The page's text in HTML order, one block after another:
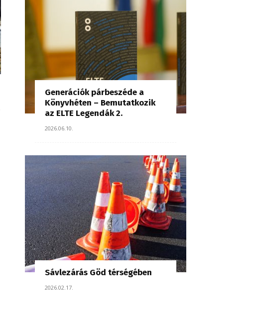
Generációk párbeszéde a
Könyvhéten – Bemutatkozik
az ELTE Legendák 2.
2026.06.10.
Sávlezárás Göd térségében
2026.02.17.